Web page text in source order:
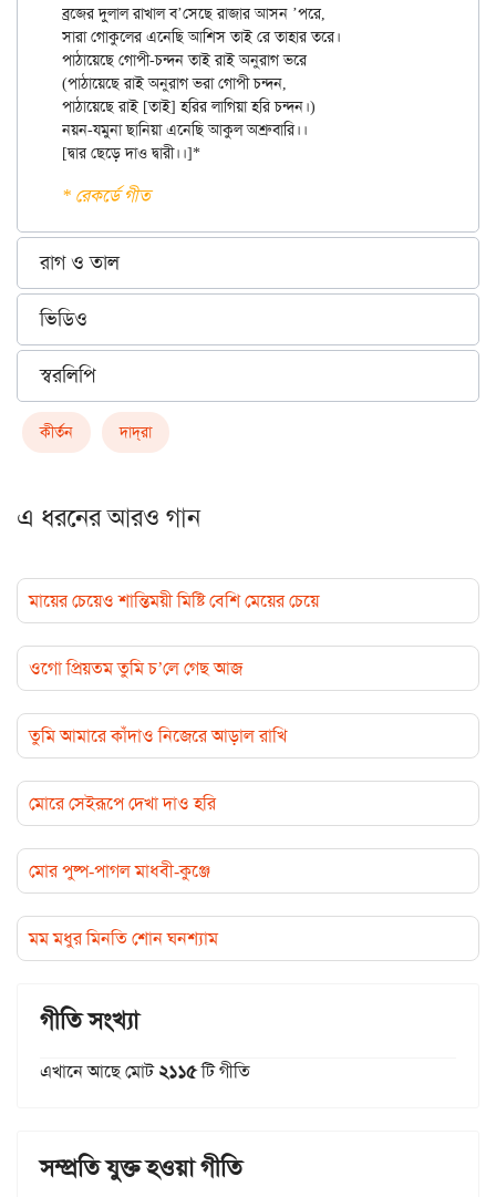
ব্রজের দুলাল রাখাল ব’সেছে রাজার আসন ’পরে,
সারা গোকুলের এনেছি আশিস তাই রে তাহার তরে।
পাঠায়েছে গোপী-চন্দন তাই রাই অনুরাগ ভরে
(পাঠায়েছে রাই অনুরাগ ভরা গোপী চন্দন,
পাঠায়েছে রাই [তাই] হরির লাগিয়া হরি চন্দন।)
নয়ন-যমুনা ছানিয়া এনেছি আকুল অশ্রুবারি।।
* রেকর্ডে গীত
রাগ ও তাল
ভিডিও
স্বরলিপি
কীর্তন দাদ্‌রা
এ ধরনের আরও গান
মায়ের চেয়েও শান্তিময়ী মিষ্টি বেশি মেয়ের চেয়ে
ওগো প্রিয়তম তুমি চ’লে গেছ আজ
তুমি আমারে কাঁদাও নিজেরে আড়াল রাখি
মোরে সেইরূপে দেখা দাও হরি
মোর পুষ্প-পাগল মাধবী-কুঞ্জে
মম মধুর মিনতি শোন ঘনশ্যাম
গীতি সংখ্যা
এখানে আছে মোট২১১৫টি গীতি
সম্প্রতি যুক্ত হওয়া গীতি